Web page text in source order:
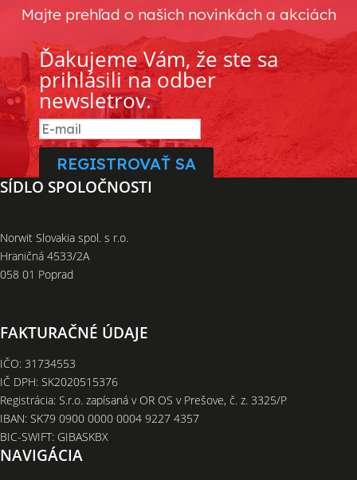
be
chosen
on
the
product
page
Majte prehľad o našich novinkách a akciách
Ďakujeme Vám, že ste sa
prihlásili na odber
newsletrov.
REGISTROVAŤ SA
SÍDLO SPOLOČNOSTI
Norwit Slovakia spol. s r.o.
Hraničná 4533/2A
058 01 Poprad
FAKTURAČNÉ ÚDAJE
IČO: 31734553
IČ DPH: SK2020515376
Registrácia: S.r.o. zapísaná v OR OS v Prešove, č. z. 3325/P
IBAN: SK79 0900 0000 0004 9227 4357
BIC-SWIFT: GIBASKBX
NAVIGÁCIA